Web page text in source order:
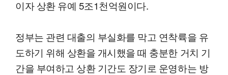
이자 상환 유예 5조1천억원이다.
정부는 관련 대출의 부실화를 막고 연착륙을 유
도하기 위해 상환을 개시했을 때 충분한 거치 기
간을 부여하고 상환 기간도 장기로 운영하는 방